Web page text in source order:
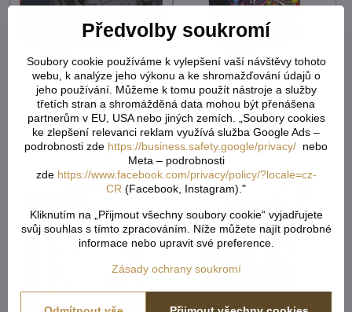
Pokémon TCG: ME05
Pitch Black Elite Trainer
Box set 9x booster s
doplňky
Skladem - externí sklad
2103,73 Kč
1738,62 Kčbez DPH
Pokémon TCG: ME05
Pitch Black Booster
Bundle set 6x booster
Skladem - externí sklad
1156,63 Kč
955,89 Kčbez DPH
Předvolby soukromí
Soubory cookie používáme k vylepšení vaší návštěvy tohoto
webu, k analýze jeho výkonu a ke shromažďování údajů o
jeho používání. Můžeme k tomu použít nástroje a služby
třetích stran a shromážděná data mohou být přenášena
partnerům v EU, USA nebo jiných zemích. „Soubory cookies
ke zlepšení relevanci reklam využívá služba Google Ads –
podrobnosti zde https://business.safety.google/privacy/ nebo
Meta – podrobnosti
zde https://www.facebook.com/privacy/policy/?locale=cz-
CR (Facebook, Instagram)."
Kliknutím na „Přijmout všechny soubory cookie“ vyjadřujete
svůj souhlas s tímto zpracováním. Níže můžete najít podrobné
informace nebo upravit své preference.
Zásady ochrany soukromí